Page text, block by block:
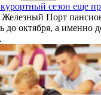
сезон еще
Железный Порт
до октября, а именно